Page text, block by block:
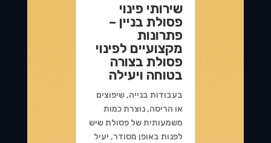
שירותי פינוי
פסולת בניין –
פתרונות
מקצועיים לפינוי
פסולת בצורה
בטוחה ויעילה
בעבודות בנייה, שיפוצים
או הריסה, נוצרת כמות
משמעותית של פסולת שיש
לפנות באופן מסודר, יעיל